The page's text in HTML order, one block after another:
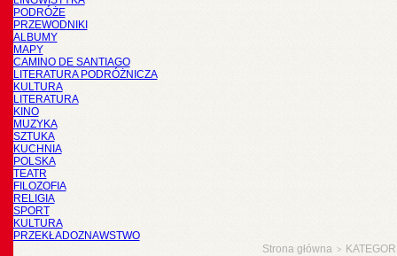
PODRÓŻE
PRZEWODNIKI
ALBUMY
MAPY
CAMINO DE SANTIAGO
LITERATURA PODRÓŻNICZA
KULTURA
LITERATURA
KINO
MUZYKA
SZTUKA
KUCHNIA
POLSKA
TEATR
FILOZOFIA
RELIGIA
SPORT
KULTURA
PRZEKŁADOZNAWSTWO
Strona główna >